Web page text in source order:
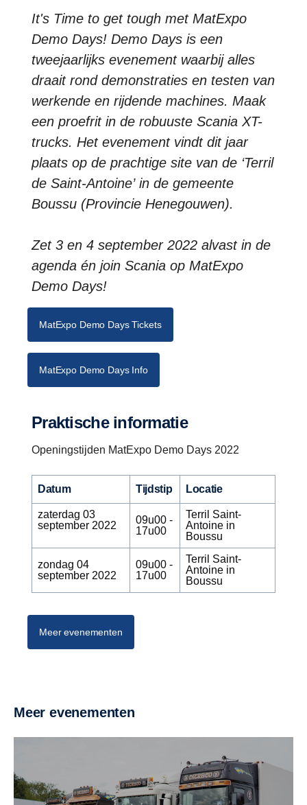
It's Time to get tough met MatExpo
Demo Days! Demo Days is een
tweejaarlijks evenement waarbij alles
draait rond demonstraties en testen van
werkende en rijdende machines. Maak
een proefrit in de robuuste Scania XT-
trucks. Het evenement vindt dit jaar
plaats op de prachtige site van de ‘Terril
de Saint-Antoine’ in de gemeente
Boussu (Provincie Henegouwen).
Zet 3 en 4 september 2022 alvast in de
agenda én join Scania op MatExpo
Demo Days!
MatExpo Demo Days Tickets
MatExpo Demo Days Info
Praktische informatie
Openingstijden MatExpo Demo Days 2022
Datum Tijdstip Locatie
zaterdag 03
september 2022
09u00 -
17u00
Terril Saint-
Antoine in
Boussu
zondag 04
september 2022
09u00 -
17u00
Terril Saint-
Antoine in
Boussu
Meer evenementen
Meer evenementen